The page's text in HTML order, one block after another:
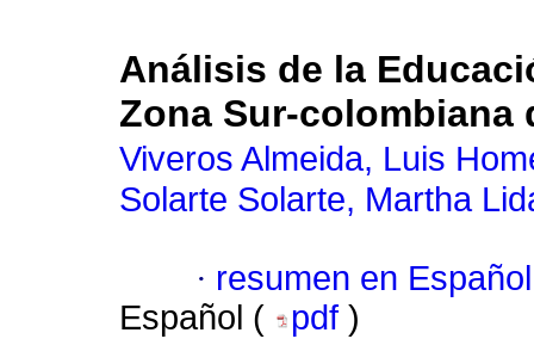
Análisis de la
Zona Sur-colombiana
Viveros Almeida, Luis
Solarte Solarte, Martha
· resumen en Español
Español (
pdf )